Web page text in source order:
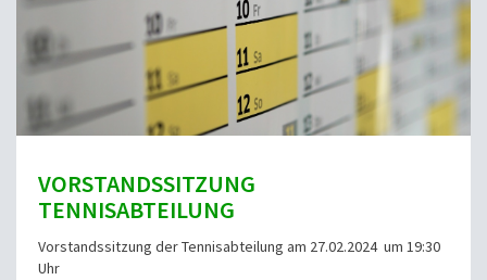
VORSTANDSSITZUNG
TENNISABTEILUNG
Vorstandssitzung der Tennisabteilung am 27.02.2024 um 19:30
Uhr